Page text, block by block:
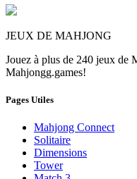
JEUX DE MAHJONG
Jouez à plus de 240 jeux de
Mahjongg.games!
Pages Utiles
Mahjong Connect
Solitaire
Dimensions
Tower